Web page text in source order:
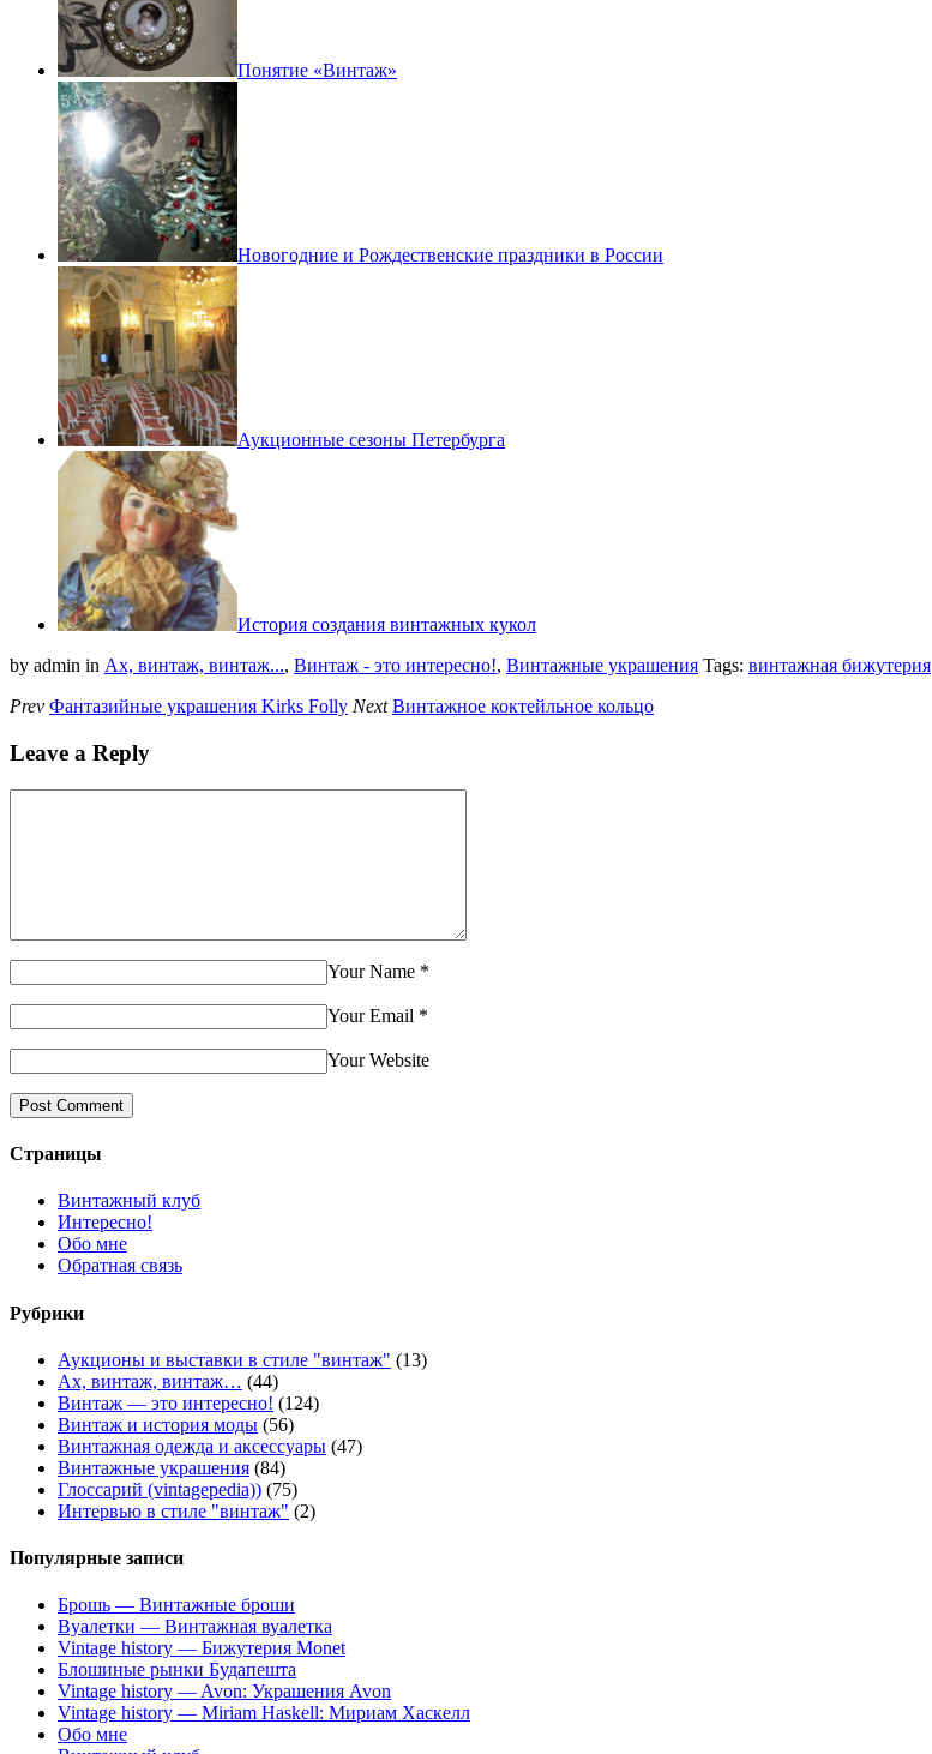
Понятие «Винтаж»
Новогодние и Рождественские праздники в России
Аукционные сезоны Петербурга
История создания винтажных кукол
by admin in Ах, винтаж, винтаж..., Винтаж - это интересно!, Винтажные украшения Tags: винтажная бижутерия
Prev Фантазийные украшения Kirks Folly Next Винтажное коктейльное кольцо
Leave a Reply
Your Name *
Your Email *
Your Website
Страницы
Винтажный клуб
Интересно!
Обо мне
Обратная связь
Рубрики
Аукционы и выставки в стиле "винтаж" (13)
Ах, винтаж, винтаж… (44)
Винтаж — это интересно! (124)
Винтаж и история моды (56)
Винтажная одежда и аксессуары (47)
Винтажные украшения (84)
Глоссарий (vintagepedia)) (75)
Интервью в стиле "винтаж" (2)
Популярные записи
Брошь — Винтажные броши
Вуалетки — Винтажная вуалетка
Vintage history — Бижутерия Monet
Блошиные рынки Будапешта
Vintage history — Avon: Украшения Avon
Vintage history — Miriam Haskell: Мириам Хаскелл
Обо мне